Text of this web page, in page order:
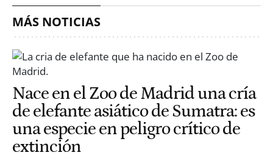
MÁS NOTICIAS
Nace en el Zoo de Madrid una cría
de elefante asiático de Sumatra: es
una especie en peligro crítico de
extinción